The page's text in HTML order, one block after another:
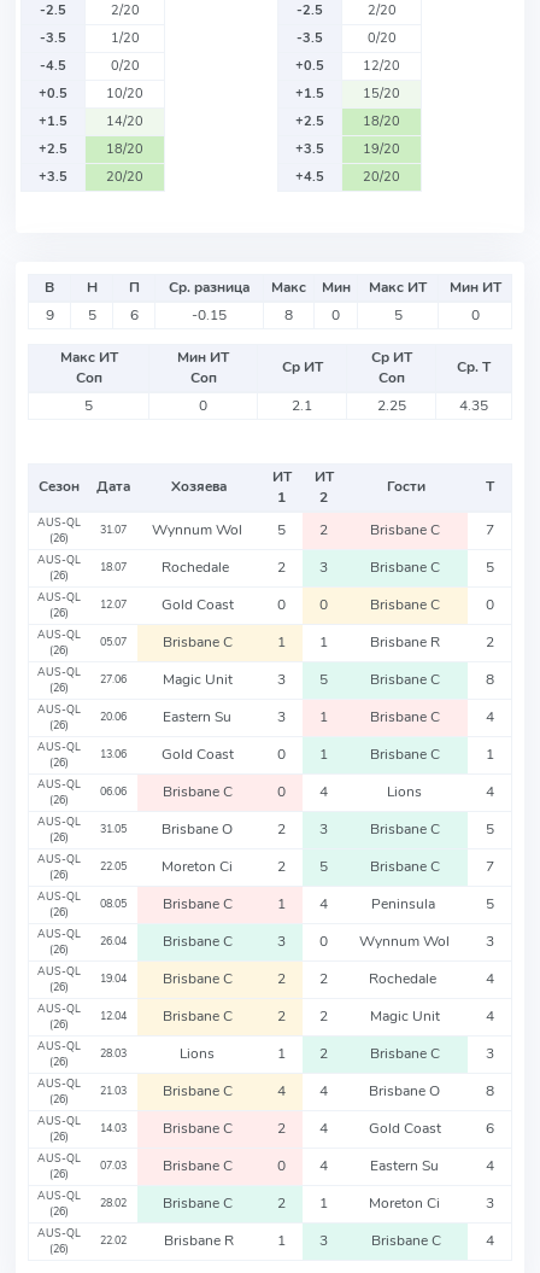
-2.5
2/20
-3.5
1/20
-4.5
0/20
+0.5
10/20
+1.5
14/20
+2.5
18/20
+3.5
20/20
-2.5
2/20
-3.5
0/20
+0.5
12/20
+1.5
15/20
+2.5
18/20
+3.5
19/20
+4.5
20/20
В Н П Ср. разница Макс Мин Макс ИТ
Мин ИТ
9
5 6 -0.15 8 0 5 0
Макс ИТ
Соп
Мин ИТ
Соп
Ср ИТ
Ср ИТ
Соп
Ср. Т
5
0 2.1 2.25 4.35
Сезон Дата Хозяева
ИТ
1
ИТ
2
Гости Т
AUS-QL
(26)
31.07 Wynnum Wol 5 2 Brisbane C 7
AUS-QL
(26)
18.07 Rochedale 2 3 Brisbane C 5
AUS-QL
(26)
12.07 Gold Coast 0 0 Brisbane C 0
AUS-QL
(26)
05.07 Brisbane C 1 1 Brisbane R 2
AUS-QL
(26)
27.06 Magic Unit 3 5 Brisbane C 8
AUS-QL
(26)
20.06 Eastern Su 3 1 Brisbane C 4
AUS-QL
(26)
13.06 Gold Coast 0 1 Brisbane C 1
AUS-QL
(26)
06.06 Brisbane C 0 4 Lions 4
AUS-QL
(26)
31.05 Brisbane O 2 3 Brisbane C 5
AUS-QL
(26)
22.05 Moreton Ci 2 5 Brisbane C 7
AUS-QL
(26)
08.05 Brisbane C 1 4 Peninsula 5
AUS-QL
(26)
26.04 Brisbane C 3 0 Wynnum Wol 3
AUS-QL
(26)
19.04 Brisbane C 2 2 Rochedale 4
AUS-QL
(26)
12.04 Brisbane C 2 2 Magic Unit 4
AUS-QL
(26)
28.03 Lions 1 2 Brisbane C 3
AUS-QL
(26)
21.03 Brisbane C 4 4 Brisbane O 8
AUS-QL
(26)
14.03 Brisbane C 2 4 Gold Coast 6
AUS-QL
(26)
07.03 Brisbane C 0 4 Eastern Su 4
AUS-QL
(26)
28.02 Brisbane C 2 1 Moreton Ci 3
AUS-QL
(26)
22.02 Brisbane R 1 3 Brisbane C 4